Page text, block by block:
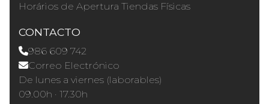
Horários de Apertura Tiendas Físicas
CONTACTO
986 609 742
Correo Electrónico
De lunes a viernes (laborables)
09.00h · 17.30h